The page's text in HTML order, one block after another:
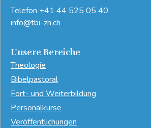
Telefon +41 44 525 05 40
info@tbi-zh.ch
Unsere Bereiche
Theologie
Bibelpastoral
Fort- und Weiterbildung
Personalkurse
Veröffentlichungen